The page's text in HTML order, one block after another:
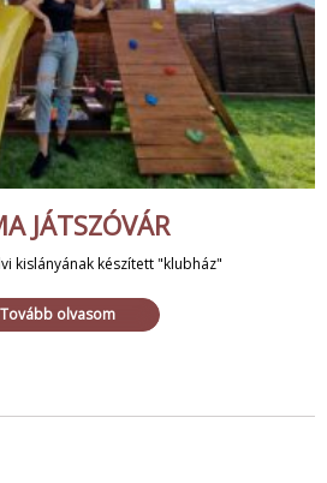
JÁTSZÓVÁR
kislányának készített "klubház"
Tovább olvasom